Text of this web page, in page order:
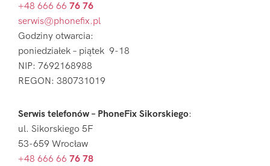
+48 666 66 76 76
serwis@phonefix.pl
Godziny otwarcia:
poniedziałek – piątek 9-18
NIP: 7692168988
REGON: 380731019
Serwis telefonów – PhoneFix Sikorskiego:
ul. Sikorskiego 5F
53-659 Wrocław
+48 666 66 76 78